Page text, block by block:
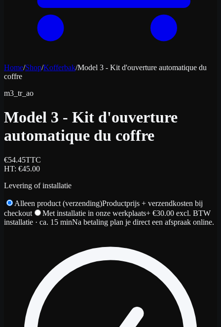
Home/Shop/Kofferbak/Model 3 - Kit d'ouverture automatique du
coffre
m3_tr_ao
Model 3 - Kit d'ouverture
automatique du coffre
€54.45TTC
HT: €45.00
Levering of installatie
Alleen product (verzending)Productprijs + verzendkosten bij
checkout
Met installatie in onze werkplaats+ €30.00 excl. BTW
installatie · ca. 15 minNa betaling plan je direct een afspraak online.